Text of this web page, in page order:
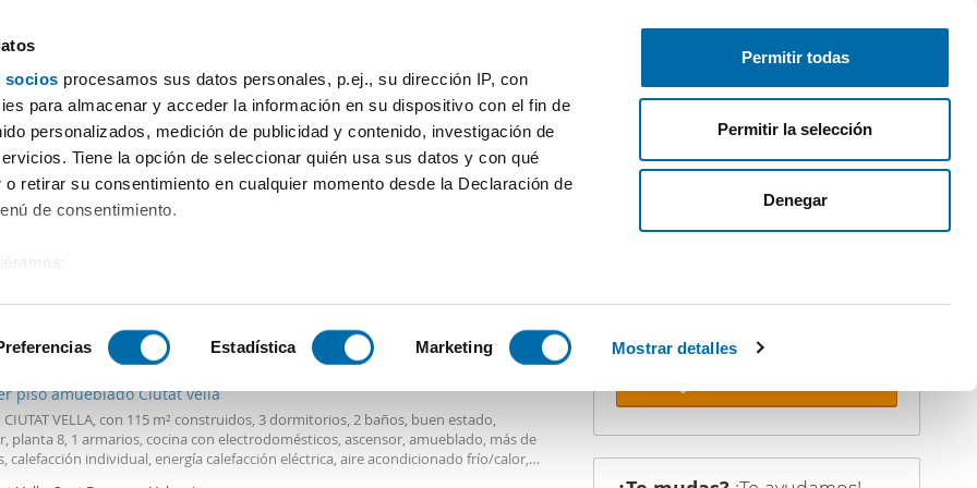
socios procesamos sus datos personales, p.ej., su dirección IP, con
para almacenar y acceder la información en su dispositivo con el fin de
personalizados, medición de publicidad y contenido, investigación de
Tiene la opción de seleccionar quién usa sus datos y con qué
retirar su consentimiento en cualquier momento desde la Declaración de
de consentimiento.
analizándolo activamente para buscar características específicas (huellas
cómo se procesan sus datos personales y establezca sus
de datos. Puede cambiar o retirar su consentimiento en cualquier momento
Estadística Marketing Mostrar detalles
Permitir todas
Permitir la selección
Denegar
Publica gratis Inicia sesión
Habitaciones Más filtros - 2
Valencia
2 3 Hab 2 Baños
piso amueblado Ciutat vella
CIUTAT VELLA, con 115 m² construidos, 3 dormitorios, 2 baños, buen estado,
planta 8, 1 armarios, cocina con electrodomésticos, ascensor, amueblado, más de
calefacción individual, energía calefacción eléctrica, aire acondicionado frío/calor,
No dejes que te adelanten. Recibe en